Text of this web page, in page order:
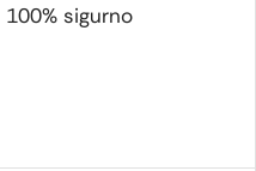
100% sigurno